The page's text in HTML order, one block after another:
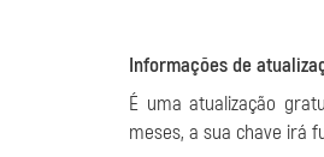
Informações de
É uma atualização
meses, a sua chave irá